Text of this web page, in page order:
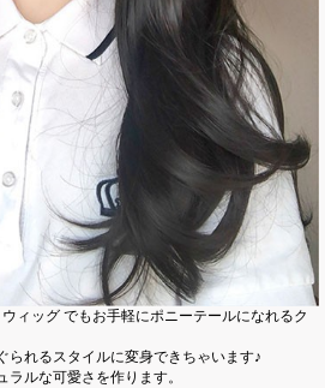
ィッグ でもお手軽にポニーテールになれるク
られるスタイルに変身できちゃいます♪
ルな可愛さを作ります。